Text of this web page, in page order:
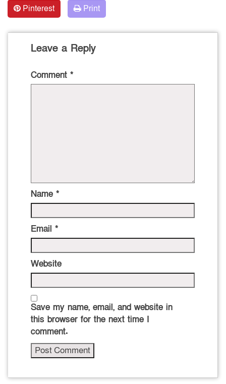
Pinterest
Print
Leave a Reply
Comment *
Name *
Email *
Website
Save my name, email, and website in
this browser for the next time I
comment.